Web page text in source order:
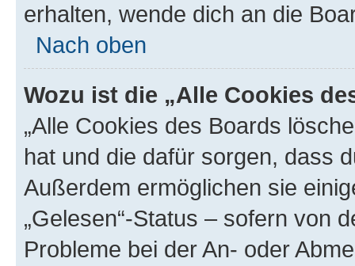
erhalten, wende dich an die
Nach oben
Wozu ist die „Alle Cookies
„Alle Cookies des Boards
hat und die dafür sorgen, dass
Außerdem ermöglichen sie
„Gelesen“-Status – sofern von
Probleme bei der An- oder